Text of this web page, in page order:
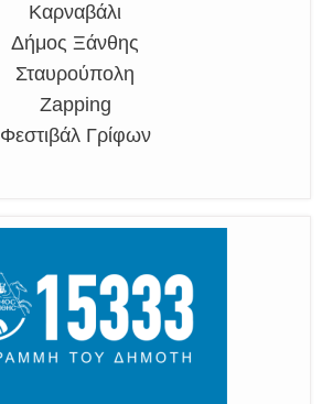
Καρναβάλι
Δήμος Ξάνθης
Σταυρούπολη
Zapping
Φεστιβάλ Γρίφων